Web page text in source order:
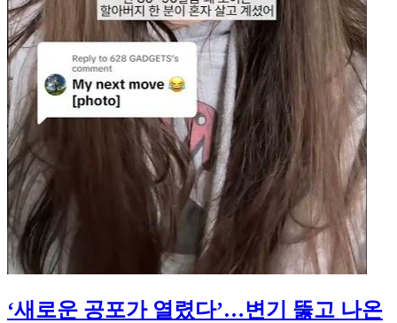
‘새로운 공포가 열렸다’…변기 뚫고 나온